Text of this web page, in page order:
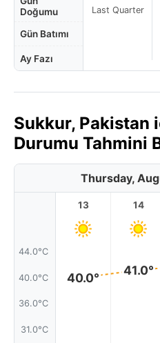
Doğumu
Gün Batımı
Ay Fazı
Last Quarter
Sukkur, Pakistan
Durumu Tahmini
Thursday,
44.0°C
40.0°C
36.0°C
31.0°C
13
40.0°
14
41.0°